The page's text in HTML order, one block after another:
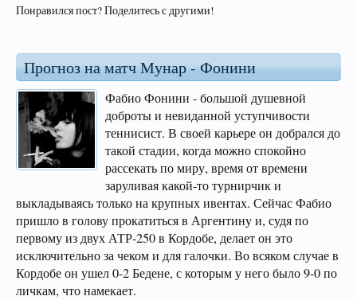
Понравился пост? Поделитесь с другими!
Прогноз на матч Мунар - Фонини
Фабио Фонини - большой душевной
доброты и невиданной уступчивости
теннисист. В своей карьере он добрался до
такой стадии, когда можно спокойно
рассекать по миру, время от времени
заруливая какой-то турнирчик и
выкладываясь только на крупных ивентах. Сейчас Фабио
пришло в голову прокатиться в Аргентину и, судя по
первому из двух АТР-250 в Кордобе, делает он это
исключительно за чеком и для галочки. Во всяком случае в
Кордобе он ушел 0-2 Бедене, с которым у него было 9-0 по
личкам, что намекает.